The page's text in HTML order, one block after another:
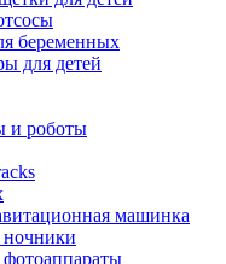
беременных
для детей
и роботы
машинка
ночники
фотоаппараты